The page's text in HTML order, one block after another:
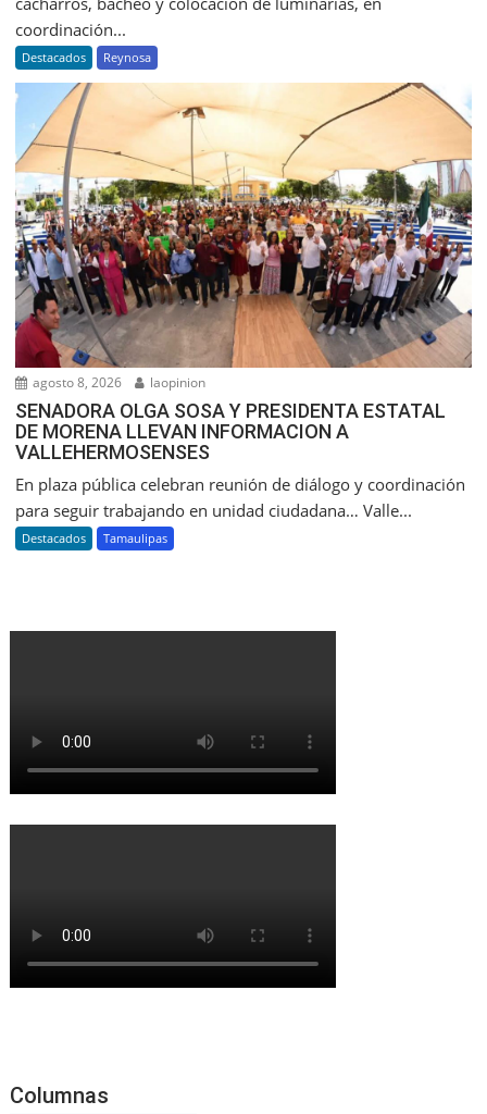
coordinación...
Destacados Reynosa
agosto 8, 2026 laopinion
SENADORA OLGA SOSA Y PRESIDENTA ESTATAL
DE MORENA LLEVAN INFORMACION A
VALLEHERMOSENSES
En plaza pública celebran reunión de diálogo y coordinación
para seguir trabajando en unidad ciudadana… Valle...
Destacados Tamaulipas
Columnas